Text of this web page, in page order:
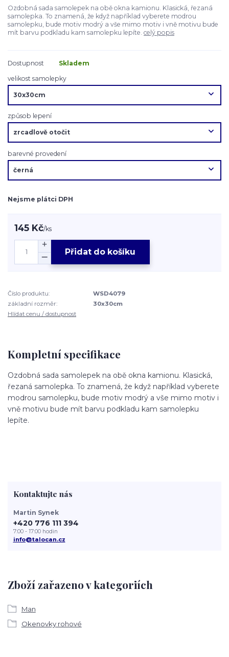
Ozdobná sada samolepek na obě okna kamionu. Klasická, řezaná
samolepka. To znamená, že když například vyberete modrou
samolepku, bude motiv modrý a vše mimo motiv i vně motivu bude
mít barvu podkladu kam samolepku lepíte. celý popis
Dostupnost
Skladem
velikost samolepky
způsob lepení
barevné provedení
Nejsme plátci DPH
145 Kč/ks
Přidat do košíku
Číslo produktu:
WSD4079
základní rozměr:
30x30cm
Hlídat cenu / dostupnost
Kompletní specifikace
Ozdobná sada samolepek na obě okna kamionu. Klasická,
řezaná samolepka. To znamená, že když například vyberete
modrou samolepku, bude motiv modrý a vše mimo motiv i
vně motivu bude mít barvu podkladu kam samolepku
lepíte.
Zboží zařazeno v kategoriích
Man
Okenovky rohové
Kontaktujte nás
Martin Synek
+420 776 111 394
7:00 - 17:00 hodin
info@talocan.cz